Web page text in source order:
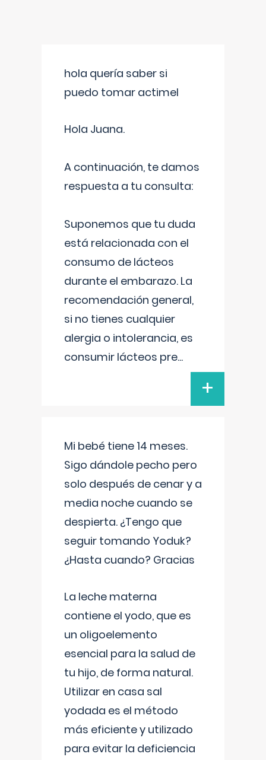
hola quería saber si
puedo tomar actimel
Hola Juana.
A continuación, te damos
respuesta a tu consulta:
Suponemos que tu duda
está relacionada con el
consumo de lácteos
durante el embarazo. La
recomendación general,
si no tienes cualquier
alergia o intolerancia, es
consumir lácteos pre...
+
Mi bebé tiene 14 meses.
Sigo dándole pecho pero
solo después de cenar y a
media noche cuando se
despierta. ¿Tengo que
seguir tomando Yoduk?
¿Hasta cuando? Gracias
La leche materna
contiene el yodo, que es
un oligoelemento
esencial para la salud de
tu hijo, de forma natural.
Utilizar en casa sal
yodada es el método
más eficiente y utilizado
para evitar la deficiencia